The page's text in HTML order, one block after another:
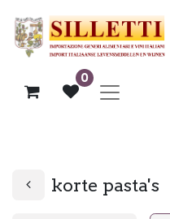
0
korte pasta's